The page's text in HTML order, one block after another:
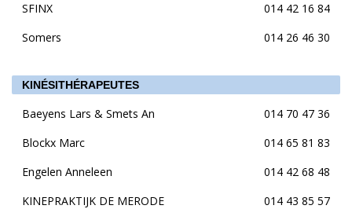
SFINX
014 42 16 84
Somers
014 26 46 30
KINÉSITHÉRAPEUTES
Baeyens Lars & Smets An
014 70 47 36
Blockx Marc
014 65 81 83
Engelen Anneleen
014 42 68 48
KINEPRAKTIJK DE MERODE
014 43 85 57